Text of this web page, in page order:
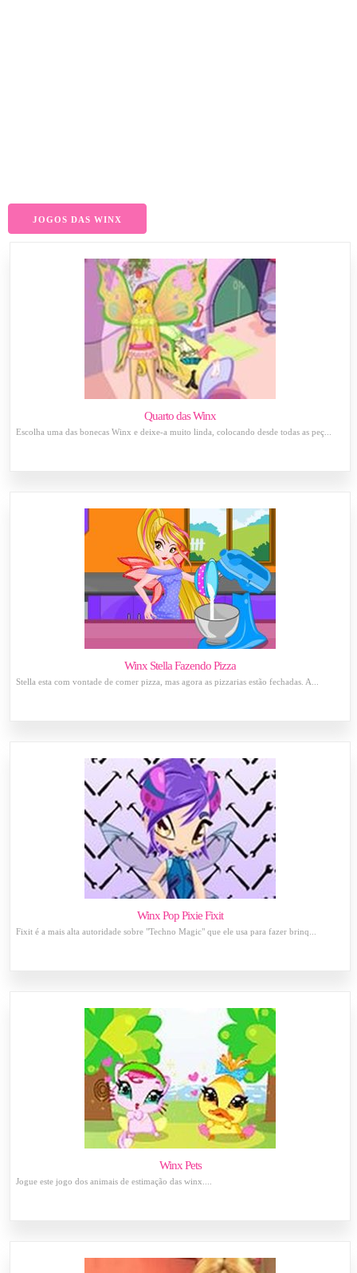
JOGOS DAS WINX
Quarto das Winx
Escolha uma das bonecas Winx e deixe-a muito linda, colocando desde todas as peç...
Winx Stella Fazendo Pizza
Stella esta com vontade de comer pizza, mas agora as pizzarias estão fechadas. A...
Winx Pop Pixie Fixit
Fixit é a mais alta autoridade sobre "Techno Magic" que ele usa para fazer brinq...
Winx Pets
Jogue este jogo dos animais de estimação das winx....